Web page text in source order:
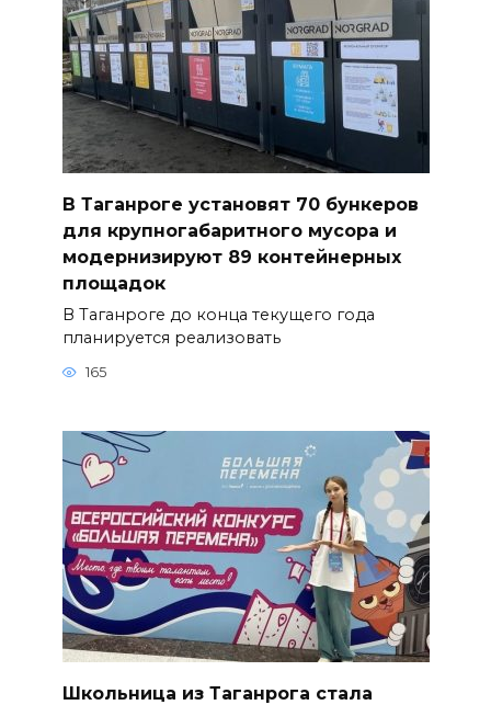
В Таганроге установят 70 бункеров
для крупногабаритного мусора и
модернизируют 89 контейнерных
площадок
В Таганроге до конца текущего года
планируется реализовать
165
Школьница из Таганрога стала